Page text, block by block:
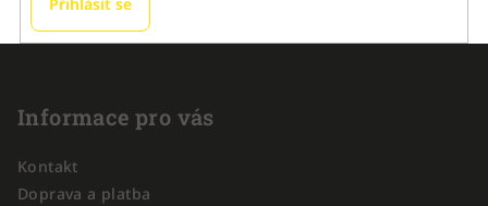
Informace pro vás
Kontakt
Doprava a platba